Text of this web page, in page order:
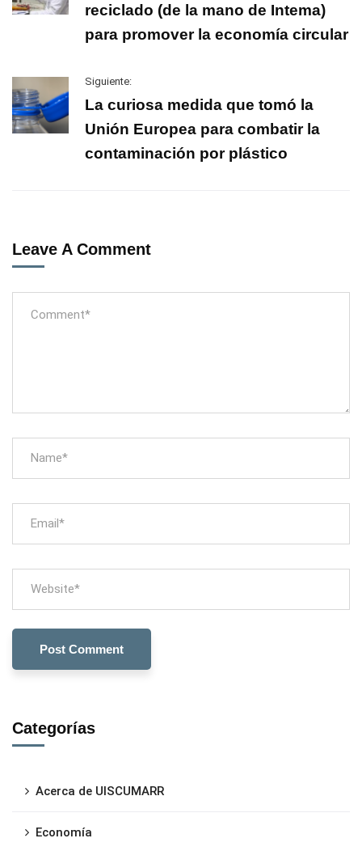
reciclado (de la mano de Intema)
para promover la economía circular
Siguiente:
La curiosa medida que tomó la
Unión Europea para combatir la
contaminación por plástico
Leave A Comment
Categorías
Acerca de UISCUMARR
Economía